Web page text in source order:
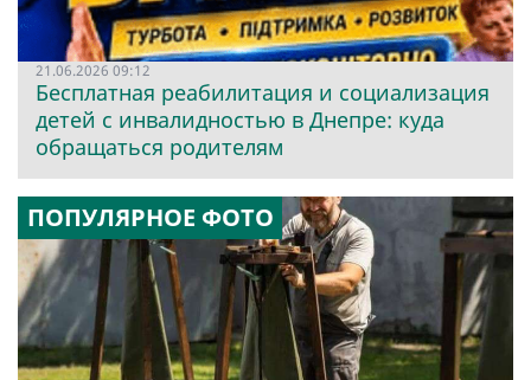
21.06.2026 09:12
Бесплатная реабилитация и социализация
детей с инвалидностью в Днепре: куда
обращаться родителям
ПОПУЛЯРНОЕ ФОТО